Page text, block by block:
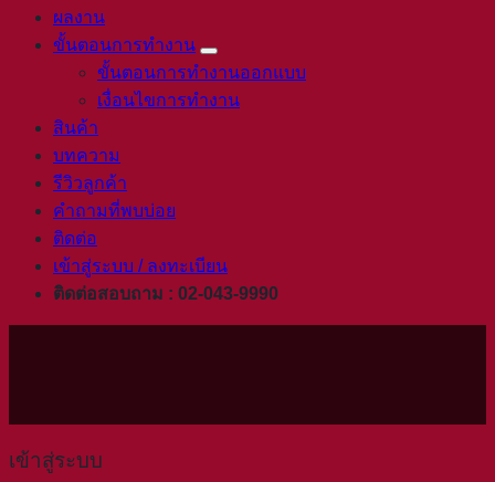
ผลงาน
ขั้นตอนการทำงาน
ขั้นตอนการทำงานออกแบบ
เงื่อนไขการทำงาน
สินค้า
บทความ
รีวิวลูกค้า
คำถามที่พบบ่อย
ติดต่อ
เข้าสู่ระบบ / ลงทะเบียน
ติดต่อสอบถาม : 02-043-9990
เข้าสู่ระบบ